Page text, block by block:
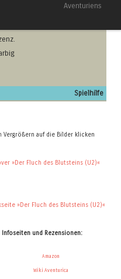
Aventuriens
Spielhilfe
Vergrößern auf die Bilder klicken
Infoseiten und Rezensionen:
Amazon
Wiki Aventurica